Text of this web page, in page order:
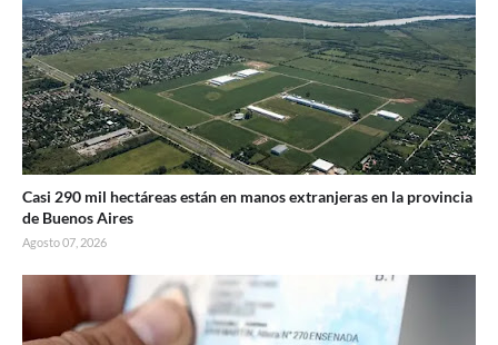
Casi 290 mil hectáreas están en manos extranjeras en la provincia
de Buenos Aires
Agosto 07, 2026